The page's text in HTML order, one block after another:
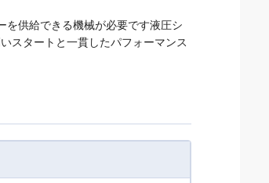
を供給できる機械が必要です液圧シ
スタートと一貫したパフォーマンス